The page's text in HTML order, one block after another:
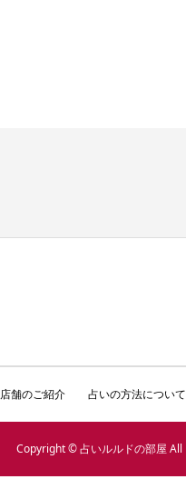
店舗のご紹介 占いの方法について
Copyright © 占いルルドの部屋 All